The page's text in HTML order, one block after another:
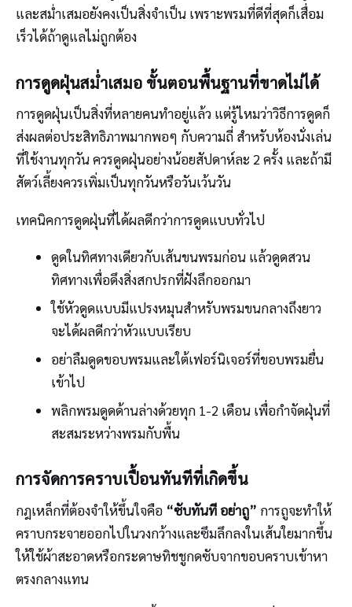
และสม่ำเสมอยังคงเป็นสิ่งจำเป็น เพราะพรมที่ดีที่สุดก็เสื่อม
เร็วได้ถ้าดูแลไม่ถูกต้อง
การดูดฝุ่นสม่ำเสมอ ขั้นตอนพื้นฐานที่ขาดไม่ได้
การดูดฝุ่นเป็นสิ่งที่หลายคนทำอยู่แล้ว แต่รู้ไหมว่าวิธีการดูดก็
ส่งผลต่อประสิทธิภาพมากพอๆ กับความถี่ สำหรับห้องนั่งเล่น
ที่ใช้งานทุกวัน ควรดูดฝุ่นอย่างน้อยสัปดาห์ละ 2 ครั้ง และถ้ามี
สัตว์เลี้ยงควรเพิ่มเป็นทุกวันหรือวันเว้นวัน
เทคนิคการดูดฝุ่นที่ได้ผลดีกว่าการดูดแบบทั่วไป
ดูดในทิศทางเดียวกับเส้นขนพรมก่อน แล้วดูดสวน
ทิศทางเพื่อดึงสิ่งสกปรกที่ฝังลึกออกมา
ใช้หัวดูดแบบมีแปรงหมุนสำหรับพรมขนกลางถึงยาว
จะได้ผลดีกว่าหัวแบบเรียบ
อย่าลืมดูดขอบพรมและใต้เฟอร์นิเจอร์ที่ขอบพรมยื่น
เข้าไป
พลิกพรมดูดด้านล่างด้วยทุก 1-2 เดือน เพื่อกำจัดฝุ่นที่
สะสมระหว่างพรมกับพื้น
การจัดการคราบเปื้อนทันทีที่เกิดขึ้น
กฎเหล็กที่ต้องจำให้ขึ้นใจคือ “ซับทันที อย่าถู” การถูจะทำให้
คราบกระจายออกไปในวงกว้างและซึมลึกลงในเส้นใยมากขึ้น
ให้ใช้ผ้าสะอาดหรือกระดาษทิชชูกดซับจากขอบคราบเข้าหา
ตรงกลางแทน